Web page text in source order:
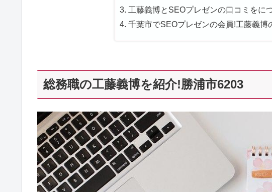
工藤義博とSEOプレゼンの口コミをに
千葉市でSEOプレゼンの会員!工藤義博
総務職の工藤義博を紹介!勝浦市6203